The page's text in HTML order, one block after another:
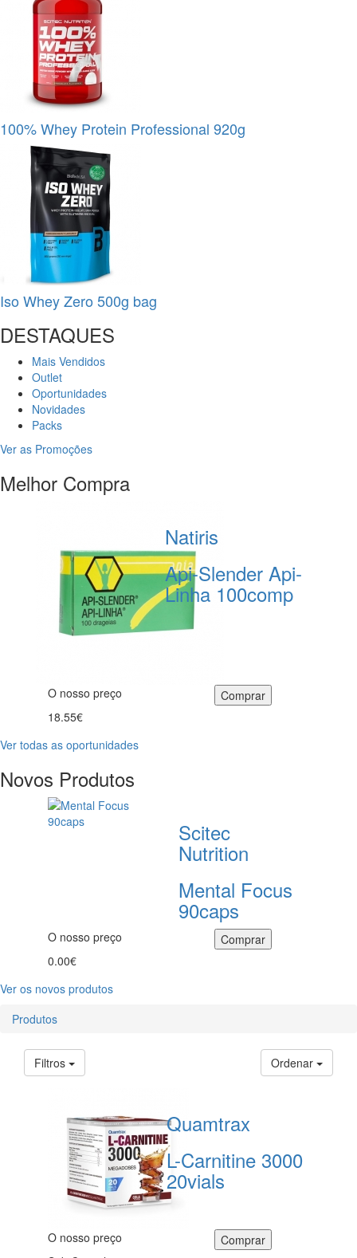
100% Whey Protein Professional 920g
Iso Whey Zero 500g bag
DESTAQUES
Mais Vendidos
Outlet
Oportunidades
Novidades
Packs
Ver as Promoções
Melhor Compra
Natiris
Api-Slender Api-
Linha 100comp
O nosso preço
18.55€
Ver todas as oportunidades
Novos Produtos
Scitec
Nutrition
Mental Focus
90caps
O nosso preço
0.00€
Ver os novos produtos
Produtos
Filtros Ordenar
Quamtrax
L-Carnitine 3000
20vials
O nosso preço